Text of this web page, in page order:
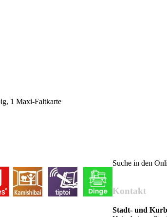
1 Maxi-Faltkarte
Suche in den
Kontakt
Stadt- und